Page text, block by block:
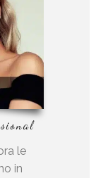
le
in